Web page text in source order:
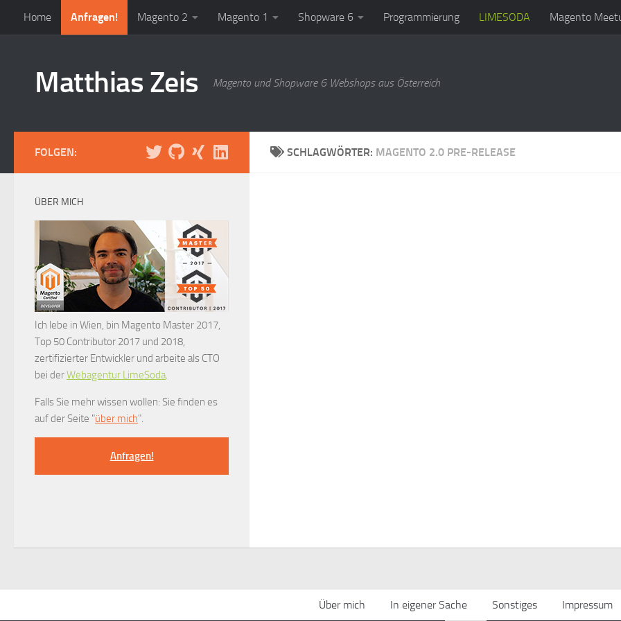
Zum Inhalt springen
Home Anfragen! Magento 2 Magento 1 Shopware 6 Programmierung LIMESODA Magento
Matthias Zeis Magento und Shopware 6 Webshops aus Österreich
SCHLAGWÖRTER: MAGENTO 2.0 PRE-RELEASE
FOLGEN:
ÜBER MICH
Ich lebe in Wien, bin Magento Master 2017,
Top 50 Contributor 2017 und 2018,
zertifizierter Entwickler und arbeite als CTO
bei derWebagentur LimeSoda.
Falls Sie mehr wissen wollen: Sie finden es
auf der Seite "über mich".
Anfragen!
Über mich In eigener Sache Sonstiges Impressum